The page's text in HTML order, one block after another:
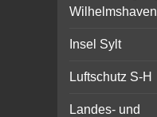
Wilhelmshaven
Insel Sylt
Luftschutz S-H
Landes- und